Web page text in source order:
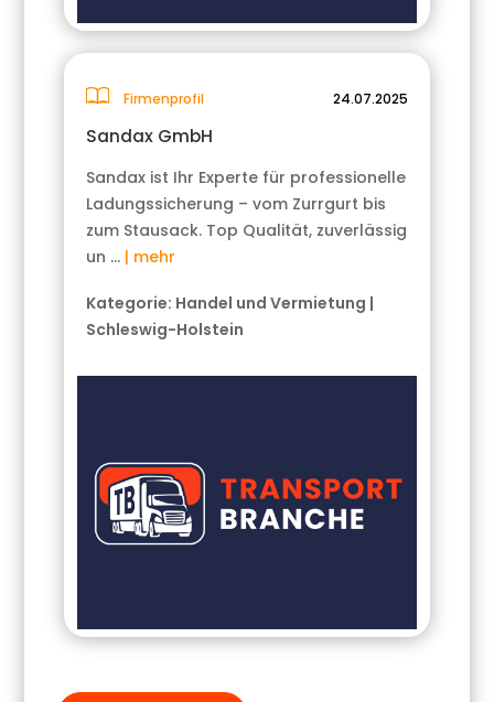
Firmenprofil 24.07.2025
Sandax GmbH
Sandax ist Ihr Experte für professionelle
Ladungssicherung – vom Zurrgurt bis
zum Stausack. Top Qualität, zuverlässig
un … | mehr
Kategorie: Handel und Vermietung |
Schleswig-Holstein